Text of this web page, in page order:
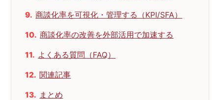
商談化率を可視化・管理する（KPI/SFA）
商談化率の改善を外部活用で加速する
よくある質問（FAQ）
関連記事
まとめ